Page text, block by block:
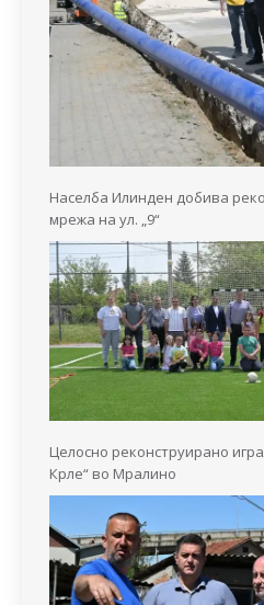
Населба Илинден добива
мрежа на ул. „9“
Целосно реконструирано
Крле“ во Мралино